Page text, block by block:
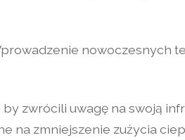
nowoczesnych
zwrócili uwagę na swoją
na zmniejszenie zużycia